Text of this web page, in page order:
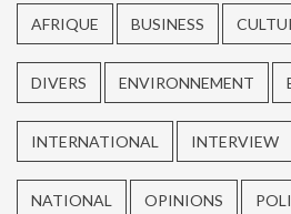
AFRIQUE BUSINESS
DIVERS ENVIRONNEMENT
INTERNATIONAL INTERVIEW
NATIONAL OPINIONS